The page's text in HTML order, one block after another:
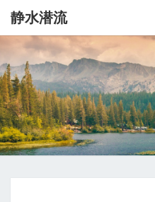
静水潜流